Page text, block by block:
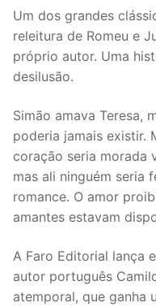
Um dos grandes
releitura de Romeu e
próprio autor. Uma
desilusão.
Simão amava Teresa,
poderia jamais existir.
coração seria morada
mas ali ninguém seria
romance. O amor
amantes estavam
A Faro Editorial lança
autor português
atemporal, que ganha